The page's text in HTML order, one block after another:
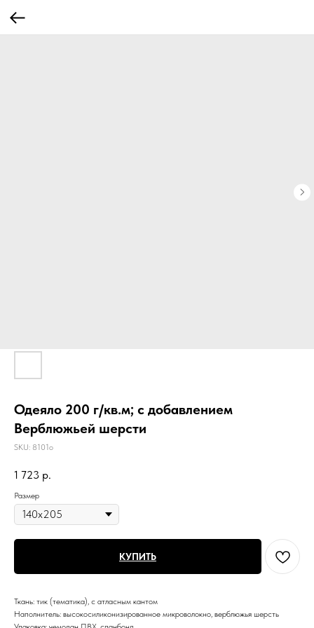
Одеяло 200 г/кв.м; с добавлением
Верблюжьей шерсти
SKU: 8101о
1 723 р.
Размер
КУПИТЬ
Ткань: тик (тематика), с атласным кантом
Наполнитель: высокосиликонизированное микроволокно, верблюжья шерсть